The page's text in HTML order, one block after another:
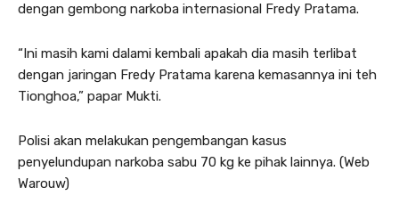
dengan gembong narkoba internasional Fredy Pratama.
“Ini masih kami dalami kembali apakah dia masih terlibat
dengan jaringan Fredy Pratama karena kemasannya ini teh
Tionghoa,” papar Mukti.
Polisi akan melakukan pengembangan kasus
penyelundupan narkoba sabu 70 kg ke pihak lainnya. (Web
Warouw)